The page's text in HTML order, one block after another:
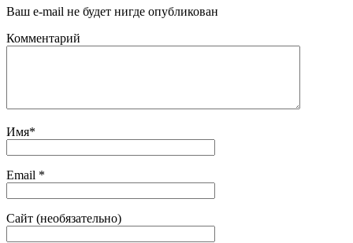
Ваш e-mail не будет нигде опубликован
Комментарий
Имя*
Email *
Сайт (необязательно)